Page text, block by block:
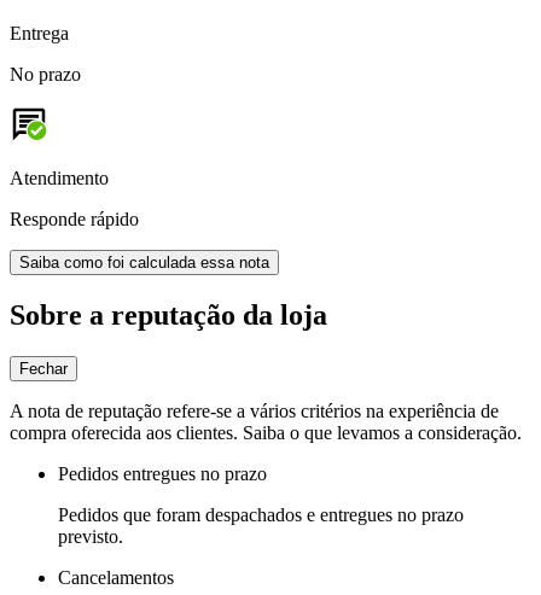
Entrega
No prazo
Atendimento
Responde rápido
Saiba como foi calculada essa nota
Sobre a reputação da loja
Fechar
A nota de reputação refere-se a vários critérios na experiência de
compra oferecida aos clientes. Saiba o que levamos a consideração.
Pedidos entregues no prazo
Pedidos que foram despachados e entregues no prazo
previsto.
Cancelamentos